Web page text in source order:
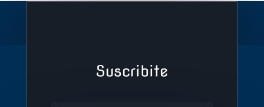
Suscribite